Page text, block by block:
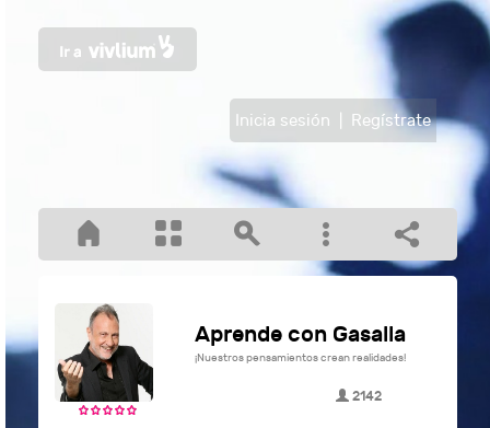
Inicia sesión Regístrate
Aprende con Gasalla
¡Nuestros pensamientos crean realidades!
2142